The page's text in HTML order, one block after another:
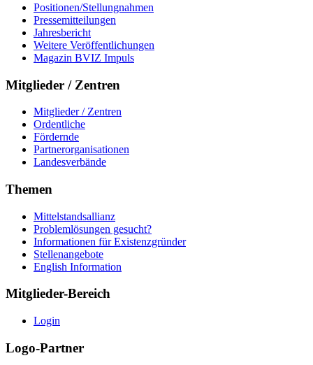
Positionen/Stellungnahmen
Pressemitteilungen
Jahresbericht
Weitere Veröffentlichungen
Magazin BVIZ Impuls
Mitglieder / Zentren
Mitglieder / Zentren
Ordentliche
Fördernde
Partnerorganisationen
Landesverbände
Themen
Mittelstandsallianz
Problemlösungen gesucht?
Informationen für Existenzgründer
Stellenangebote
English Information
Mitglieder-Bereich
Login
Logo-Partner